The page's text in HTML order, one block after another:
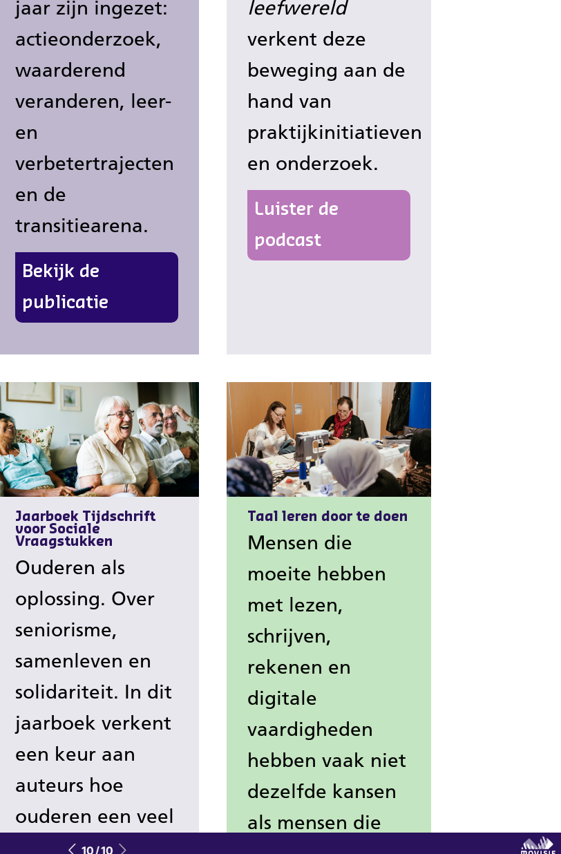
jaar zijn ingezet:
actieonderzoek,
waarderend
veranderen, leer-
en
verbetertrajecten
en de
transitiearena.
Bekijk de
publicatie
leefwereld
verkent deze
beweging aan de
hand van
praktijkinitiatieven
en onderzoek.
Luister de
podcast
Jaarboek Tijdschrift
voor Sociale
Vraagstukken
Ouderen als
oplossing. Over
seniorisme,
samenleven en
solidariteit. In dit
jaarboek verkent
een keur aan
auteurs hoe
ouderen een veel
actievere rol in
Taal leren door te doen
Mensen die
moeite hebben
met lezen,
schrijven,
rekenen en
digitale
vaardigheden
hebben vaak niet
dezelfde kansen
als mensen die
10 / 10